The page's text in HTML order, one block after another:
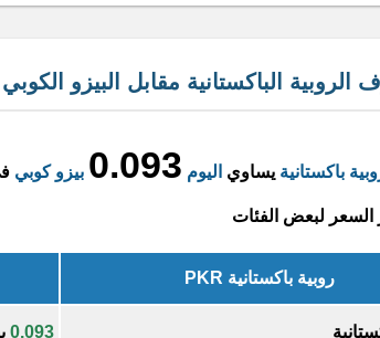
الباكستانية مقابل البيزو الكوبي
باكستانية يساوي اليوم 0.093 بيزو كوبي
لبعض الفئات
روبية باكستانية PKR
0.093